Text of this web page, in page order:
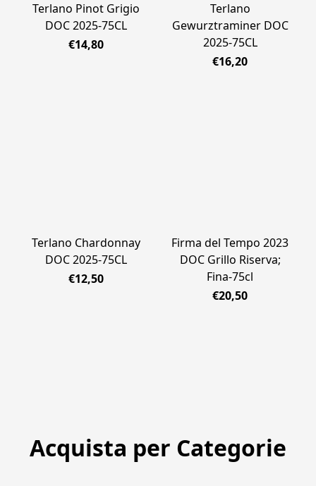
Terlano Pinot Grigio
DOC 2025-75CL
€14,80
Terlano
Gewurztraminer DOC
2025-75CL
€16,20
Terlano Chardonnay
DOC 2025-75CL
€12,50
Firma del Tempo 2023
DOC Grillo Riserva;
Fina-75cl
€20,50
Acquista per Categorie